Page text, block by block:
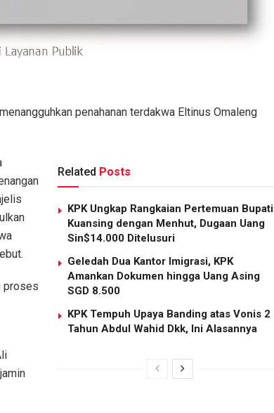
penahanan terdakwa Eltinus Omaleng
Related Posts
KPK Ungkap Rangkaian Pertemuan Bupati
Kuansing dengan Menhut, Dugaan Uang
Sin$14.000 Ditelusuri
Geledah Dua Kantor Imigrasi, KPK
Amankan Dokumen hingga Uang Asing
SGD 8.500
KPK Tempuh Upaya Banding atas Vonis 2
Tahun Abdul Wahid Dkk, Ini Alasannya
proses